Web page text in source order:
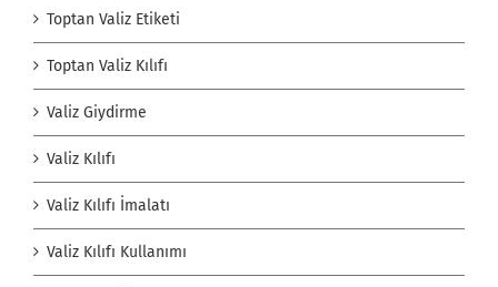
Toptan Valiz Etiketi
Toptan Valiz Kılıfı
Valiz Giydirme
Valiz Kılıfı
Valiz Kılıfı İmalatı
Valiz Kılıfı Kullanımı